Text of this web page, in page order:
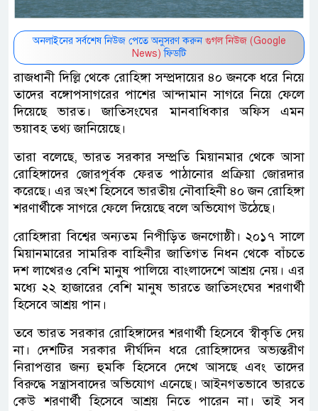
অনলাইনের সর্বশেষ নিউজ পেতে অনুসরণ করুন গুগল নিউজ (Google
News) ফিডটি
রাজধানী দিল্লি থেকে রোহিঙ্গা সম্প্রদায়ের ৪০ জনকে ধরে নিয়ে
তাদের বঙ্গোপসাগরের পাশের আন্দামান সাগরে নিয়ে ফেলে
দিয়েছে ভারত। জাতিসংঘের মানবাধিকার অফিস এমন
ভয়াবহ তথ্য জানিয়েছে।
তারা বলেছে, ভারত সরকার সম্প্রতি মিয়ানমার থেকে আসা
রোহিঙ্গাদের জোরপূর্বক ফেরত পাঠানোর প্রক্রিয়া জোরদার
করেছে। এর অংশ হিসেবে ভারতীয় নৌবাহিনী ৪০ জন রোহিঙ্গা
শরণার্থীকে সাগরে ফেলে দিয়েছে বলে অভিযোগ উঠেছে।
রোহিঙ্গারা বিশ্বের অন্যতম নিপীড়িত জনগোষ্ঠী। ২০১৭ সালে
মিয়ানমারের সামরিক বাহিনীর জাতিগত নিধন থেকে বাঁচতে
দশ লাখেরও বেশি মানুষ পালিয়ে বাংলাদেশে আশ্রয় নেয়। এর
মধ্যে ২২ হাজারের বেশি মানুষ ভারতে জাতিসংঘের শরণার্থী
হিসেবে আশ্রয় পান।
তবে ভারত সরকার রোহিঙ্গাদের শরণার্থী হিসেবে স্বীকৃতি দেয়
না। দেশটির সরকার দীর্ঘদিন ধরে রোহিঙ্গাদের অভ্যন্তরীণ
নিরাপত্তার জন্য হুমকি হিসেবে দেখে আসছে এবং তাদের
বিরুদ্ধে সন্ত্রাসবাদের অভিযোগ এনেছে। আইনগতভাবে ভারতে
কেউ শরণার্থী হিসেবে আশ্রয় নিতে পারেন না। তাই সব